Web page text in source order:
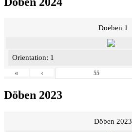
Doeben 1
Orientation: 1
«
‹
Döben 2023
Döben 2023